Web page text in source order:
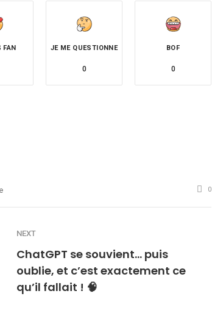
JE ME QUESTIONNE
0
BOF
0
0
NEXT
ChatGPT se souvient… puis
oublie, et c’est exactement ce
qu’il fallait ! 🧠